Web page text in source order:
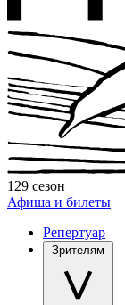
129 сезон
Афиша и билеты
Репертуар
Зрителям